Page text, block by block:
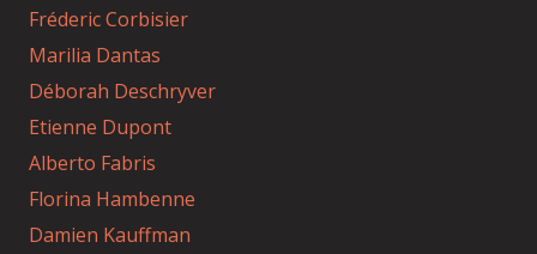
Fréderic Corbisier
Marilia Dantas
Déborah Deschryver
Etienne Dupont
Alberto Fabris
Florina Hambenne
Damien Kauffman